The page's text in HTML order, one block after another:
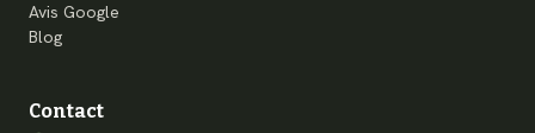
Avis Google
Blog
Contact